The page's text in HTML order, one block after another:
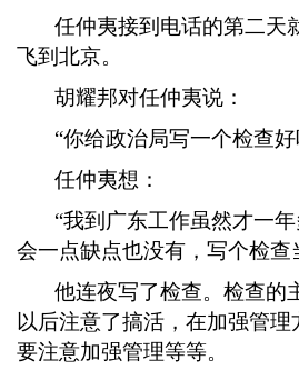
任仲夷接到电话的第二天
飞到北京。
胡耀邦对任仲夷说：
“你给政治局写一个检查好
任仲夷想：
“我到广东工作虽然才一
会一点缺点也没有，写个检查
他连夜写了检查。检查的
以后注意了搞活，在加强管
要注意加强管理等等。